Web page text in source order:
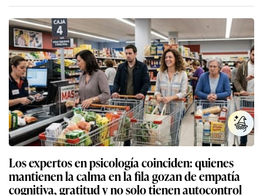
Los expertos en psicología coinciden: quienes
mantienen la calma en la fila gozan de empatía
cognitiva, gratitud y no solo tienen autocontrol